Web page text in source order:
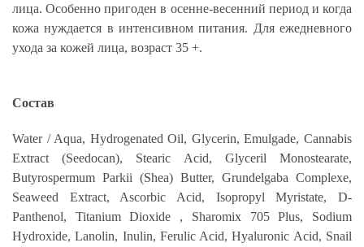
лица. Особенно пригоден в осенне-весенний период и когда
кожа нуждается в интенсивном питания. Для ежедневного
ухода за кожей лица, возраст 35 +.
Состав
Water / Aqua, Hydrogenated Oil, Glycerin, Emulgade, Cannabis
Extract (Seedocan), Stearic Acid, Glyceril Monostearate,
Butyrospermum Parkii (Shea) Butter, Grundelgaba Complexe,
Seaweed Extract, Ascorbic Acid, Isopropyl Myristate, D-
Panthenol, Titanium Dioxide , Sharomix 705 Plus, Sodium
Hydroxide, Lanolin, Inulin, Ferulic Acid, Hyaluronic Acid, Snail